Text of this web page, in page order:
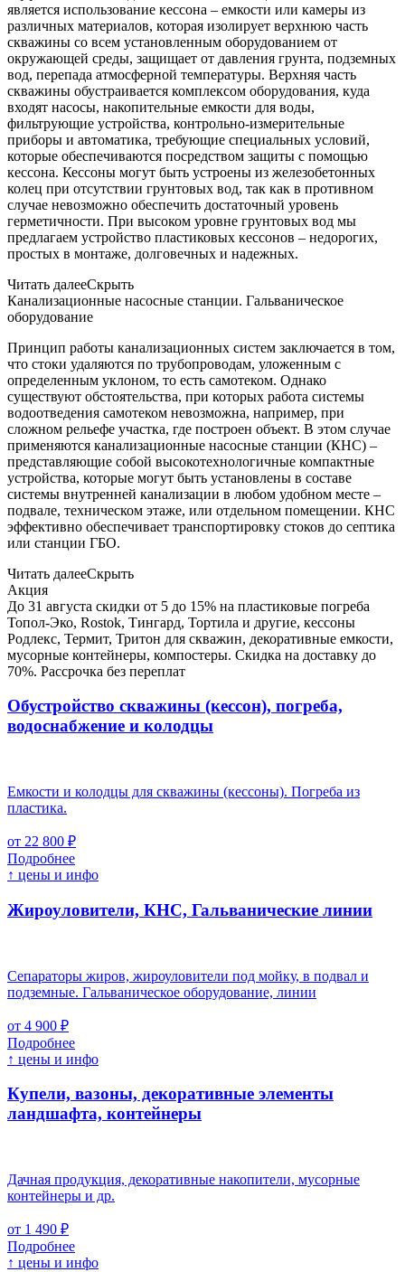
является использование кессона – емкости или камеры из
различных материалов, которая изолирует верхнюю часть
скважины со всем установленным оборудованием от
окружающей среды, защищает от давления грунта, подземных
вод, перепада атмосферной температуры. Верхняя часть
скважины обустраивается комплексом оборудования, куда
входят насосы, накопительные емкости для воды,
фильтрующие устройства, контрольно-измерительные
приборы и автоматика, требующие специальных условий,
которые обеспечиваются посредством защиты с помощью
кессона. Кессоны могут быть устроены из железобетонных
колец при отсутствии грунтовых вод, так как в противном
случае невозможно обеспечить достаточный уровень
герметичности. При высоком уровне грунтовых вод мы
предлагаем устройство пластиковых кессонов – недорогих,
простых в монтаже, долговечных и надежных.
Читать далееСкрыть
Канализационные насосные станции. Гальваническое
оборудование
Принцип работы канализационных систем заключается в том,
что стоки удаляются по трубопроводам, уложенным с
определенным уклоном, то есть самотеком. Однако
существуют обстоятельства, при которых работа системы
водоотведения самотеком невозможна, например, при
сложном рельефе участка, где построен объект. В этом случае
применяются канализационные насосные станции (КНС) –
представляющие собой высокотехнологичные компактные
устройства, которые могут быть установлены в составе
системы внутренней канализации в любом удобном месте –
подвале, техническом этаже, или отдельном помещении. КНС
эффективно обеспечивает транспортировку стоков до септика
или станции ГБО.
Читать далееСкрыть
Акция
До 31 августа скидки от 5 до 15% на пластиковые погреба
Топол-Эко, Rostok, Тингард, Тортила и другие, кессоны
Родлекс, Термит, Тритон для скважин, декоративные емкости,
мусорные контейнеры, компостеры. Скидка на доставку до
70%. Рассрочка без переплат
Обустройство скважины (кессон), погреба,
водоснабжение и колодцы
Емкости и колодцы для скважины (кессоны). Погреба из
пластика.
от 22 800 ₽
Подробнее
↑ цены и инфо
Жироуловители, КНС, Гальванические линии
Сепараторы жиров, жироуловители под мойку, в подвал и
подземные. Гальваническое оборудование, линии
от 4 900 ₽
Подробнее
↑ цены и инфо
Купели, вазоны, декоративные элементы
ландшафта, контейнеры
Дачная продукция, декоративные накопители, мусорные
контейнеры и др.
от 1 490 ₽
Подробнее
↑ цены и инфо